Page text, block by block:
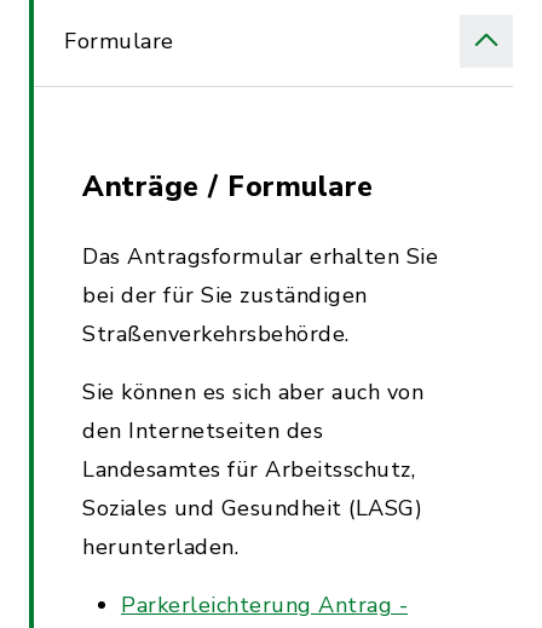
Formulare
Anträge / Formulare
Das Antragsformular erhalten Sie
bei der für Sie zuständigen
Straßenverkehrsbehörde.
Sie können es sich aber auch von
den Internetseiten des
Landesamtes für Arbeitsschutz,
Soziales und Gesundheit (LASG)
herunterladen.
Parkerleichterung Antrag -